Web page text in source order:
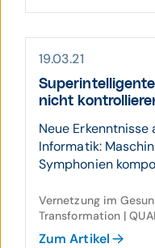
19.03.21
nicht
Neue
Informatik:
Symphonien
Vernetzung im
Transformation |
Zum Artikel